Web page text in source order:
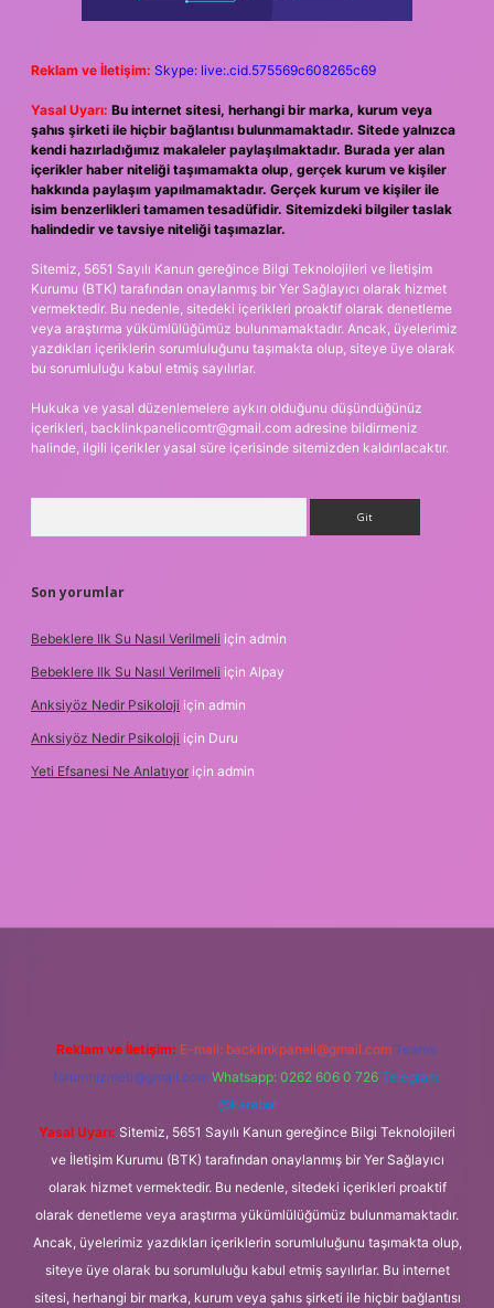
Reklam ve İletişim: Skype: live:.cid.575569c608265c69
Yasal Uyarı: Bu internet sitesi, herhangi bir marka, kurum veya
şahıs şirketi ile hiçbir bağlantısı bulunmamaktadır. Sitede yalnızca
kendi hazırladığımız makaleler paylaşılmaktadır. Burada yer alan
içerikler haber niteliği taşımamakta olup, gerçek kurum ve kişiler
hakkında paylaşım yapılmamaktadır. Gerçek kurum ve kişiler ile
isim benzerlikleri tamamen tesadüfidir. Sitemizdeki bilgiler taslak
halindedir ve tavsiye niteliği taşımazlar.
Sitemiz, 5651 Sayılı Kanun gereğince Bilgi Teknolojileri ve İletişim
Kurumu (BTK) tarafından onaylanmış bir Yer Sağlayıcı olarak hizmet
vermektedir. Bu nedenle, sitedeki içerikleri proaktif olarak denetleme
veya araştırma yükümlülüğümüz bulunmamaktadır. Ancak, üyelerimiz
yazdıkları içeriklerin sorumluluğunu taşımakta olup, siteye üye olarak
bu sorumluluğu kabul etmiş sayılırlar.
Hukuka ve yasal düzenlemelere aykırı olduğunu düşündüğünüz
içerikleri, backlinkpanelicomtr@gmail.com adresine bildirmeniz
halinde, ilgili içerikler yasal süre içerisinde sitemizden kaldırılacaktır.
Son yorumlar
Bebeklere Ilk Su Nasıl Verilmeli için admin
Bebeklere Ilk Su Nasıl Verilmeli için Alpay
Anksiyöz Nedir Psikoloji için admin
Anksiyöz Nedir Psikoloji için Duru
Yeti Efsanesi Ne Anlatıyor için admin
Reklam ve İletişim: E-mail: backlinkpaneli@gmail.com Teams:
forumhizmeti@gmail.com Whatsapp: 0262 606 0 726 Telegram:
@karabul
Yasal Uyarı: Sitemiz, 5651 Sayılı Kanun gereğince Bilgi Teknolojileri
ve İletişim Kurumu (BTK) tarafından onaylanmış bir Yer Sağlayıcı
olarak hizmet vermektedir. Bu nedenle, sitedeki içerikleri proaktif
olarak denetleme veya araştırma yükümlülüğümüz bulunmamaktadır.
Ancak, üyelerimiz yazdıkları içeriklerin sorumluluğunu taşımakta olup,
siteye üye olarak bu sorumluluğu kabul etmiş sayılırlar. Bu internet
sitesi, herhangi bir marka, kurum veya şahıs şirketi ile hiçbir bağlantısı